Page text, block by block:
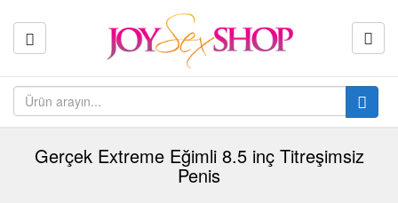
Gerçek Extreme Eğimli 8.5 inç Titreşimsiz
Penis